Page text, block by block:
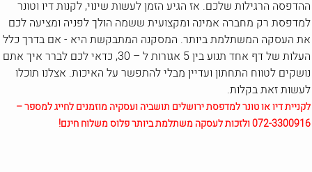
ההדפסה הרגילות שלכם. אז הגיע הזמן לעשות שינוי, לקנות דיו וטונר
למדפסת רק מחברה אמינה ומקצועית ששמה הולך לפניה ומציעה לכם
את העסקה המשתלמת ביותר. המסקנה המתבקשת היא - אם בדרך כלל
העלות של דף אחד תנוע בין 5 אגורות ל – 30, כדאי לכם לברר איך אתם
נושקים לטווח התחתון ועדיין מבלי להתפשר על האיכות. אצלנו תוכלו
לעשות זאת בקלות.
לקניית דיו או טונר למדפסת ירושלים תושביה ועסקיה מוזמנים לחייג למספר –
072-3300916 ולזכות לעסקה משתלמת ביותר פלוס משלוח חינם!